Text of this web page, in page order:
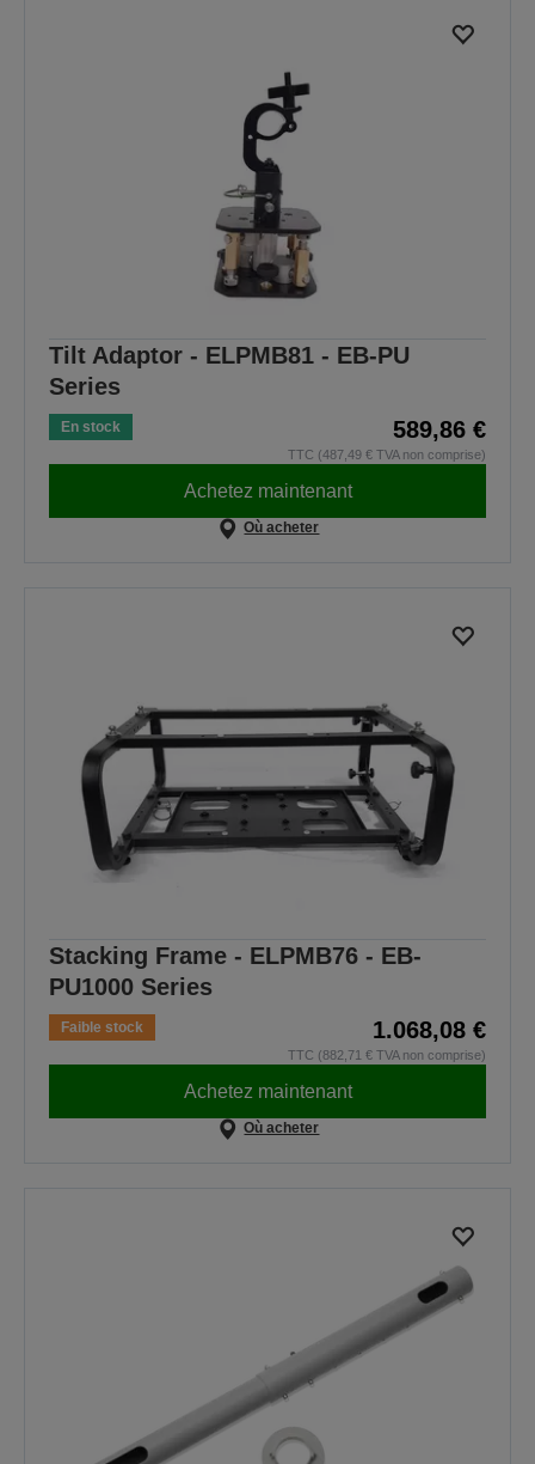
Tilt Adaptor - ELPMB81 - EB-PU
Series
En stock 589,86 €
TTC (487,49 € TVA non comprise)
Achetez maintenant
Où acheter
Stacking Frame - ELPMB76 - EB-
PU1000 Series
Faible stock 1.068,08 €
TTC (882,71 € TVA non comprise)
Achetez maintenant
Où acheter